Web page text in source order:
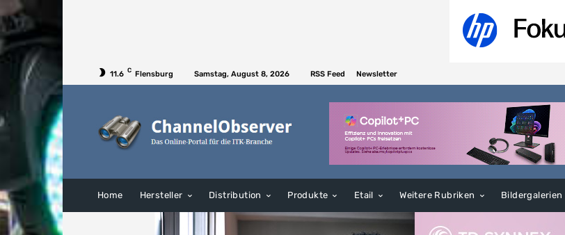
11.6 C Flensburg Samstag, August 8, 2026 RSS Feed Newsletter
Home Hersteller Distribution Produkte Etail Weitere Rubriken Bildergalerien